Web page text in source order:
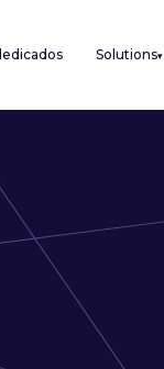
Solutions▾